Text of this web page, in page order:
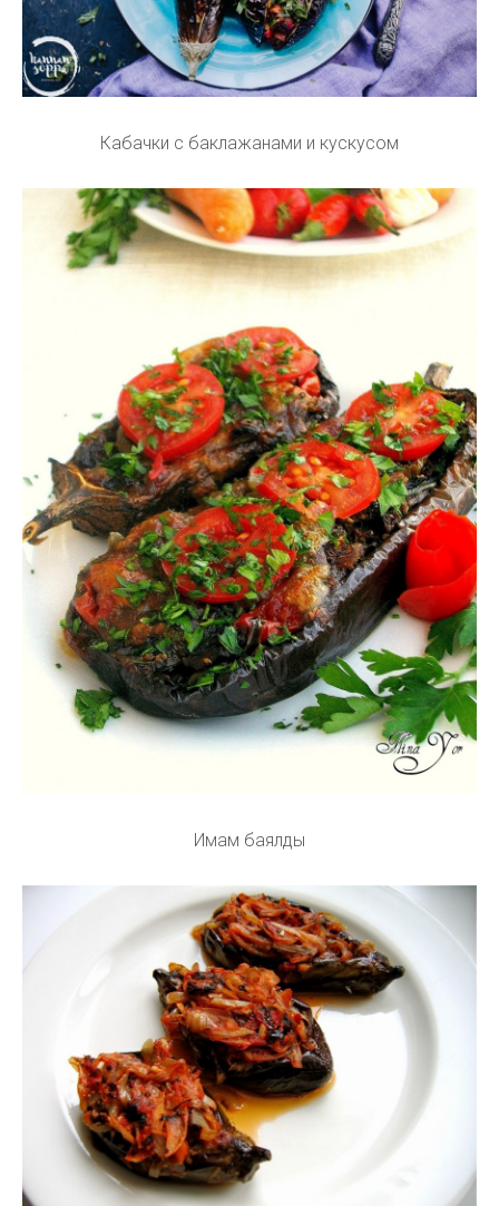
Кабачки с баклажанами и кускусом
Имам баялды